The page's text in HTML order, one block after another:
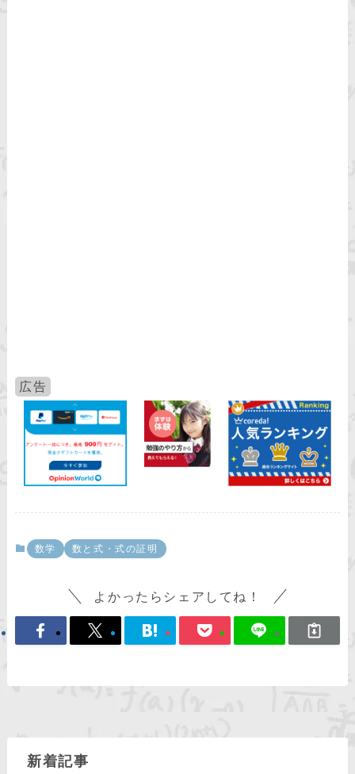
数学 数と式・式の証明
よかったらシェアしてね！
新着記事